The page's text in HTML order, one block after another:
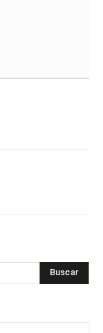
Buscar